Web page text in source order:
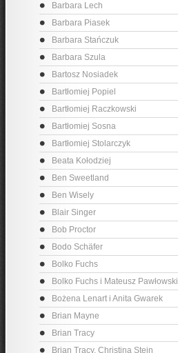
Barbara Lech
Barbara Piasek
Barbara Stańczuk
Barbara Szula
Bartosz Nosiadek
Bartłomiej Popiel
Bartłomiej Raczkowski
Bartłomiej Sosna
Bartłomiej Stolarczyk
Beata Kołodziej
Ben Sweetland
Ben Wisely
Blair Singer
Bob Proctor
Bodo Schäfer
Bolko Fuchs
Bolko Fuchs i Mateusz Pawłowski
Bożena Lenart i Anita Gwarek
Brian Mayne
Brian Tracy
Brian Tracy, Christina Stein